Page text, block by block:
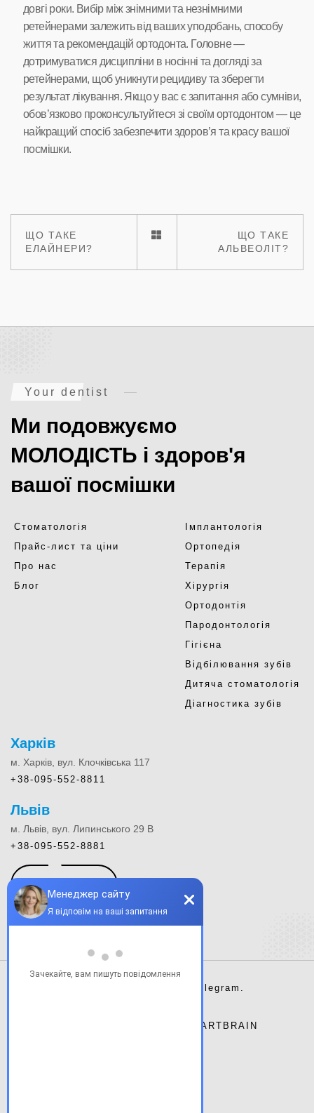
довгі роки. Вибір між знімними та незнімними
ретейнерами залежить від ваших уподобань, способу
життя та рекомендацій ортодонта. Головне —
дотримуватися дисципліни в носінні та догляді за
ретейнерами, щоб уникнути рецидиву та зберегти
результат лікування. Якщо у вас є запитання або сумніви,
обов’язково проконсультуйтеся зі своїм ортодонтом — це
найкращий спосіб забезпечити здоров’я та красу вашої
посмішки.
ЩО ТАКЕ
ЕЛАЙНЕРИ?
ЩО ТАКЕ
АЛЬВЕОЛІТ?
Your dentist
Ми подовжуємо
МОЛОДІСТЬ і здоров'я
вашої посмішки
Стоматологія
Прайс-лист та ціни
Про нас
Блог
Імплантологія
Ортопедія
Терапія
Хірургія
Ортодонтія
Пародонтологія
Гігієна
Відбілювання зубів
Дитяча стоматологія
Діагностика зубів
Харків
м. Харків, вул. Клочківська 117
+38-095-552-8811
Львів
м. Львів, вул. Липинського 29 В
+38-095-552-8881
КОНТАКТИ
Telegram.
ARTBRAIN